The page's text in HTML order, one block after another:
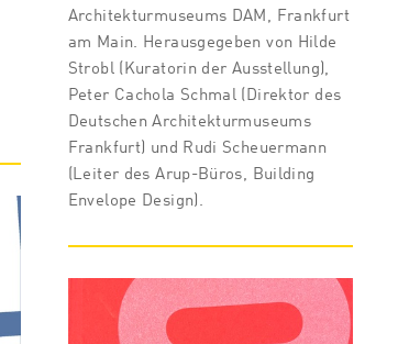
Architekturmuseums DAM, Frankfurt
am Main. Herausgegeben von Hilde
Strobl (Kuratorin der Ausstellung),
Peter Cachola Schmal (Direktor des
Deutschen Architekturmuseums
Frankfurt) und Rudi Scheuermann
(Leiter des Arup-Büros, Building
Envelope Design).